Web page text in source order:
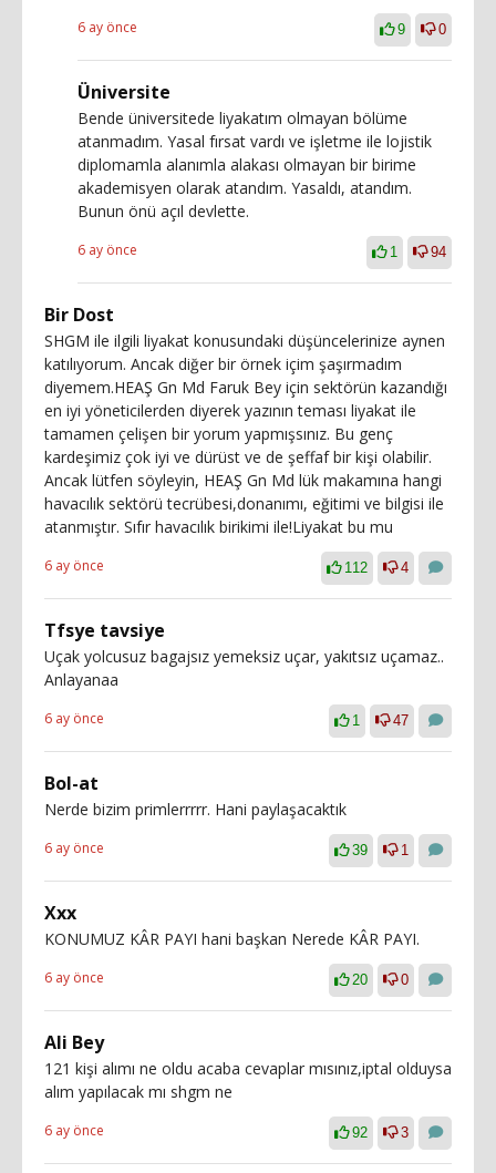
6 ay önce 9 0
Üniversite
Bende üniversitede liyakatım olmayan bölüme
atanmadım. Yasal fırsat vardı ve işletme ile lojistik
diplomamla alanımla alakası olmayan bir birime
akademisyen olarak atandım. Yasaldı, atandım.
Bunun önü açıl devlette.
6 ay önce 1 94
Bir Dost
SHGM ile ilgili liyakat konusundaki düşüncelerinize aynen
katılıyorum. Ancak diğer bir örnek içim şaşırmadım
diyemem.HEAŞ Gn Md Faruk Bey için sektörün kazandığı
en iyi yöneticilerden diyerek yazının teması liyakat ile
tamamen çelişen bir yorum yapmışsınız. Bu genç
kardeşimiz çok iyi ve dürüst ve de şeffaf bir kişi olabilir.
Ancak lütfen söyleyin, HEAŞ Gn Md lük makamına hangi
havacılık sektörü tecrübesi,donanımı, eğitimi ve bilgisi ile
atanmıştır. Sıfır havacılık birikimi ile!Liyakat bu mu
6 ay önce 112 4
Tfsye tavsiye
Uçak yolcusuz bagajsız yemeksiz uçar, yakıtsız uçamaz..
Anlayanaa
6 ay önce 1 47
Bol-at
Nerde bizim primlerrrrr. Hani paylaşacaktık
6 ay önce 39 1
Xxx
KONUMUZ KÂR PAYI hani başkan Nerede KÂR PAYI.
6 ay önce 20 0
Ali Bey
121 kişi alımı ne oldu acaba cevaplar mısınız,iptal olduysa
alım yapılacak mı shgm ne
6 ay önce 92 3